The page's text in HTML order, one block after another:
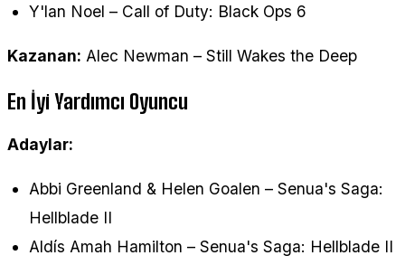
Y'lan Noel – Call of Duty: Black Ops 6
Kazanan: Alec Newman – Still Wakes the Deep
En İyi Yardımcı Oyuncu
Adaylar:
Abbi Greenland & Helen Goalen – Senua's Saga:
Hellblade II
Aldís Amah Hamilton – Senua's Saga: Hellblade II